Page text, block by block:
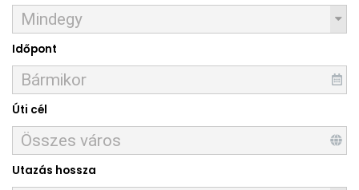
Időpont
Úti cél
Utazás hossza